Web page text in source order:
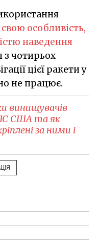
особливість,
наведення
з чотирьох
цієї ракети у
не працює.
винищувачів
США та як
за ними і